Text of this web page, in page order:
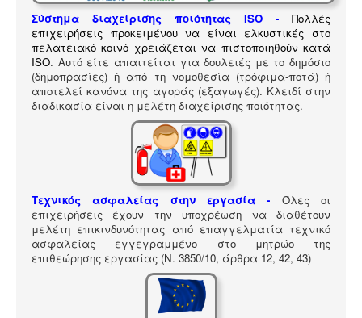
ΠΎΛΗ ΕΡΓΑΛΕΊΩΝ
Αναζήτηση
Σύστημα διαχείρισης ποιότητας ISO - Πολλές
επιχειρήσεις προκειμένου να είναι ελκυστικές στο
πελατειακό κοινό χρειάζεται να πιστοποιηθούν κατά
ISO. Αυτό είτε απαιτείται για δουλειές με το δημόσιο
(δημοπρασίες) ή από τη νομοθεσία (τρόφιμα-ποτά) ή
αποτελεί κανόνα της αγοράς (εξαγωγές). Κλειδί στην
διαδικασία είναι η μελέτη διαχείρισης ποιότητας.
Τεχνικός ασφαλείας στην εργασία -
Όλες οι
επιχειρήσεις έχουν την υποχρέωση να διαθέτουν
μελέτη επικινδυνότητας από επαγγελματία τεχνικό
ασφαλείας εγγεγραμμένο στο μητρώο της
επιθεώρησης εργασίας (Ν. 3850/10, άρθρα 12, 42, 43)